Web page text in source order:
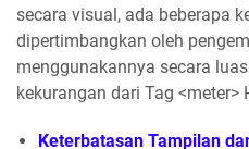
secara visual, ada beberapa
dipertimbangkan oleh
menggunakannya secara
kekurangan dari Tag <meter>
Keterbatasan Tampilan